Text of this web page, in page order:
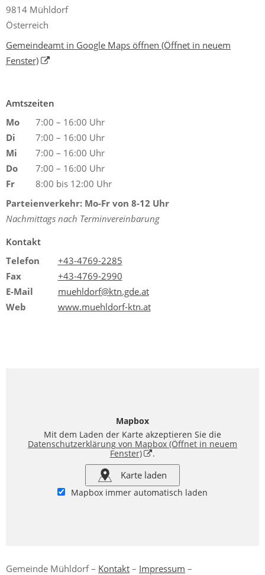
9814 Mühldorf
Österreich
Gemeindeamt in Google Maps öffnen (Öffnet in neuem
Fenster)
Amtszeiten
Mo
7:00 – 16:00 Uhr
Di
7:00 – 16:00 Uhr
Mi
7:00 – 16:00 Uhr
Do
7:00 – 16:00 Uhr
Fr
8:00 bis 12:00 Uhr
Parteienverkehr: Mo-Fr von 8-12 Uhr
Nachmittags nach Terminvereinbarung
Kontakt
Telefon
+43-4769-2285
Fax
+43-4769-2990
E-Mail
muehldorf@ktn.gde.at
Web
www.muehldorf-ktn.at
Mapbox
Mit dem Laden der Karte akzeptieren Sie die
Datenschutzerklärung von Mapbox (Öffnet in neuem
Fenster)
.
Karte laden
Mapbox immer automatisch laden
Gemeinde Mühldorf – Kontakt – Impressum –